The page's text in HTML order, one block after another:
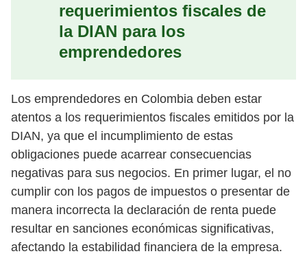
requerimientos fiscales de
la DIAN para los
emprendedores
Los emprendedores en Colombia deben estar
atentos a los requerimientos fiscales emitidos por la
DIAN, ya que el incumplimiento de estas
obligaciones puede acarrear consecuencias
negativas para sus negocios. En primer lugar, el no
cumplir con los pagos de impuestos o presentar de
manera incorrecta la declaración de renta puede
resultar en sanciones económicas significativas,
afectando la estabilidad financiera de la empresa.